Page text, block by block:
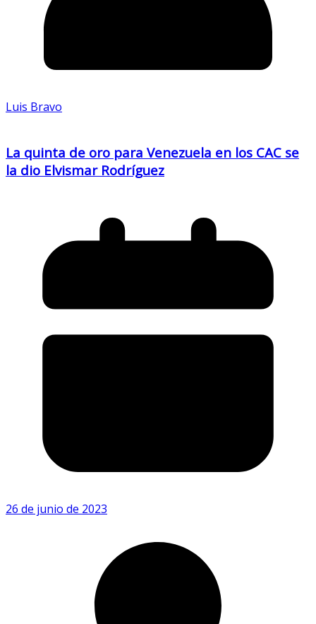
Luis Bravo
La quinta de oro para Venezuela en los CAC se
la dio Elvismar Rodríguez
26 de junio de 2023